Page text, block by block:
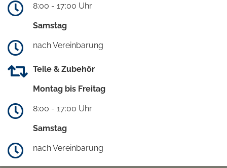
8:00 - 17:00 Uhr
Samstag
nach Vereinbarung
Teile & Zubehör
Montag bis Freitag
8:00 - 17:00 Uhr
Samstag
nach Vereinbarung